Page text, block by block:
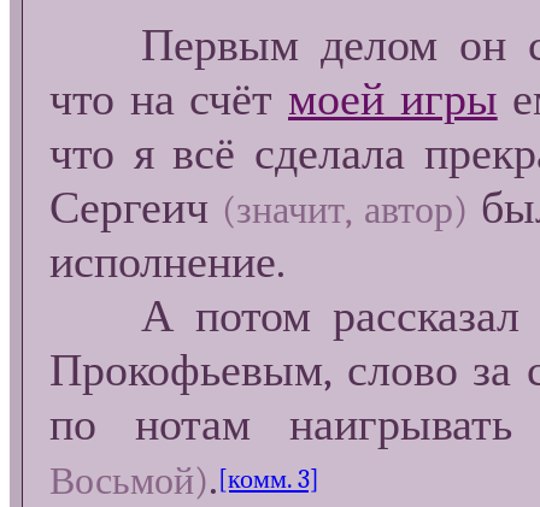
Первым делом он
что на счёт моей игры
что я всё сделала
Сергеич (значит, автор)
исполнение.
А потом рассказал
Прокофьевым, слово за
по нотам
Восьмой).[комм. 3]